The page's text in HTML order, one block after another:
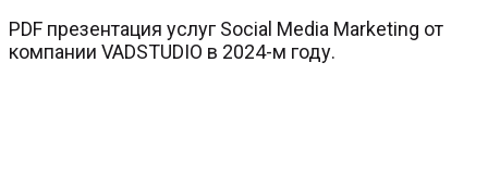
PDF презентация услуг Social Media Marketing от
компании VADSTUDIO в 2024-м году.